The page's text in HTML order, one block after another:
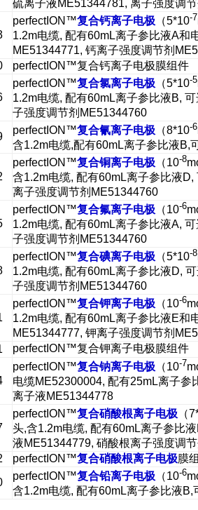
硫离子液ME51344781, 离子强度调
perfectION™复合钙离子电极 （5*10-7
1.2m电缆, 配有60mL离子参比液A和
ME51344771, 钙离子强度调节剂
perfectION™复合钙离子电极膜组件
perfectION™复合氯离子电极 （5*10-5
1.2m电缆, 配有60mL离子参比液B,
子强度调节剂ME51344760
perfectION™复合氰离子电极 （8*10-6
含1.2m电缆,配有60mL离子参比液B,
perfectION™复合铜离子电极 （10-8
含1.2m电缆, 配有60mL离子参比液
离子强度调节剂ME51344760
perfectION™复合氟离子电极 （10-6
1.2m电缆, 配有60mL离子参比液A,
子强度调节剂ME51344760
perfectION™复合碘离子电极 （5*10-8
1.2m电缆, 配有60mL离子参比液D,
子强度调节剂ME51344760
perfectION™复合钾离子电极 （10-6
1.2m电缆, 配有60mL离子参比液E和
ME51344777, 钾离子强度调节剂
perfectION™复合钾离子电极膜组件
perfectION™复合钠离子电极 （10-7
电缆ME52300004, 配有25mL离子参
离子液ME51344778
perfectION™复合硝酸根离子电极 （
头,含1.2m电缆, 配有60mL离子参比
液ME51344779, 硝酸根离子强度调
perfectION™复合硝酸根离子电极膜
perfectION™复合铅离子电极 （10-6
含1.2m电缆, 配有60mL离子参比液